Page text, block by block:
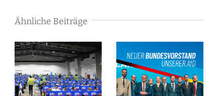
Ähnliche Beiträge